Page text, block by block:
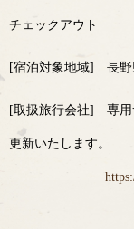
チェックアウト
[宿泊対象地域] 長野
[取扱旅行会社] 専用
更新いたします。